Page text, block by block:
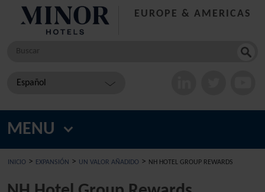
EUROPE & AMERICAS
Buscar
Español
MENU
INICIO > EXPANSIÓN > UN VALOR AÑADIDO > NH HOTEL GROUP REWARDS